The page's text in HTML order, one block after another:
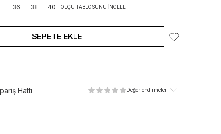
36 38 40 ÖLÇÜ TABLOSUNU İNCELE
SEPETE EKLE
Hattı Değerlendirmeler